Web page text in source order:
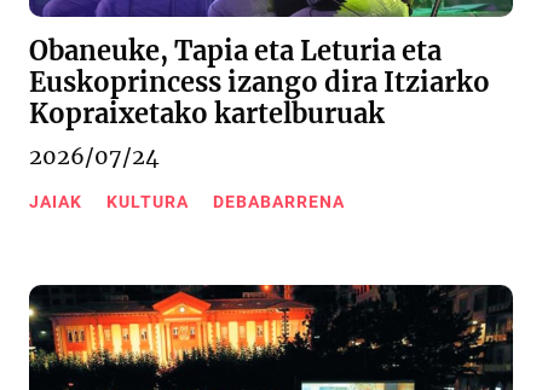
Obaneuke, Tapia eta Leturia eta
Euskoprincess izango dira Itziarko
Kopraixetako kartelburuak
2026/07/24
JAIAK KULTURA DEBABARRENA